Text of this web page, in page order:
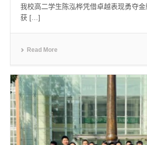
我校高二学生陈泓桦凭借卓越表现勇夺
获 […]
Read More